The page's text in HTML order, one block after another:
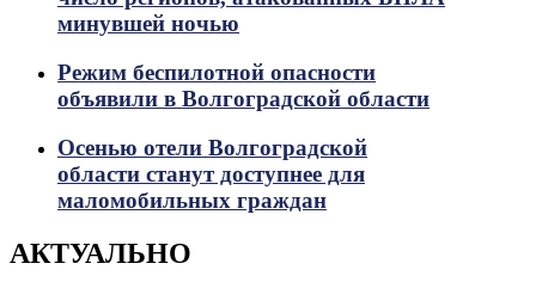
минувшей ночью
Режим беспилотной опасности
объявили в Волгоградской области
Осенью отели Волгоградской
области станут доступнее для
маломобильных граждан
АКТУАЛЬНО